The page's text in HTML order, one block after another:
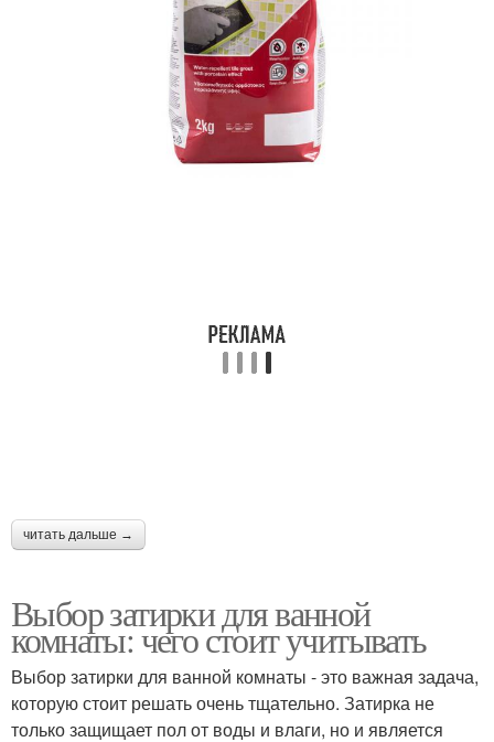
читать дальше →
Выбор затирки для ванной
комнаты: чего стоит учитывать
Выбор затирки для ванной комнаты - это важная задача,
которую стоит решать очень тщательно. Затирка не
только защищает пол от воды и влаги, но и является